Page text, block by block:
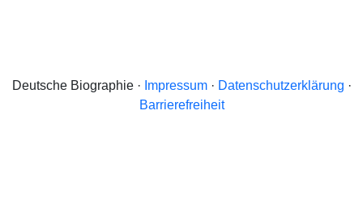
Deutsche Biographie · Impressum· Datenschutzerklärung ·
Barrierefreiheit